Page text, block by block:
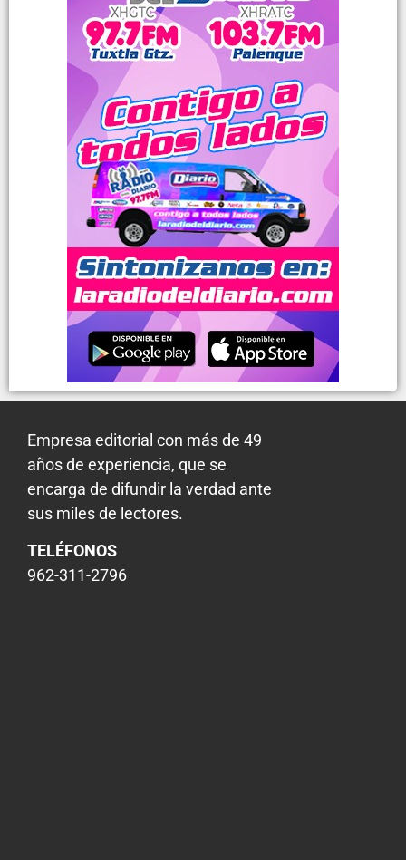
Empresa editorial con más de 49
años de experiencia, que se
encarga de difundir la verdad ante
sus miles de lectores.
TELÉFONOS
962-311-2796